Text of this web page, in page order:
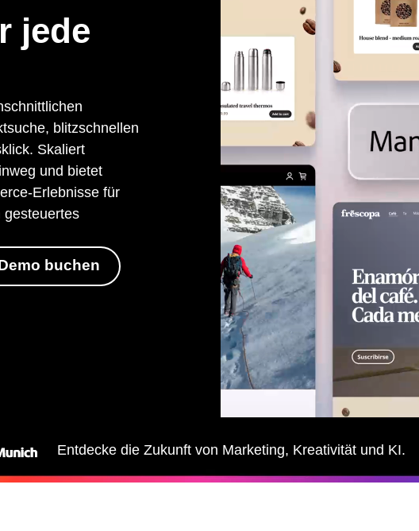
jede
blitzschnellen
Skaliert
und bietet
Erlebnisse für
gesteuertes
buchen
Entdecke die Zukunft von Marketing, Kreativität und KI.